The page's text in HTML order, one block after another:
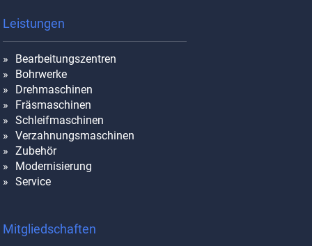
Leistungen
Bearbeitungszentren
Bohrwerke
Drehmaschinen
Fräsmaschinen
Schleifmaschinen
Verzahnungsmaschinen
Zubehör
Modernisierung
Service
Mitgliedschaften